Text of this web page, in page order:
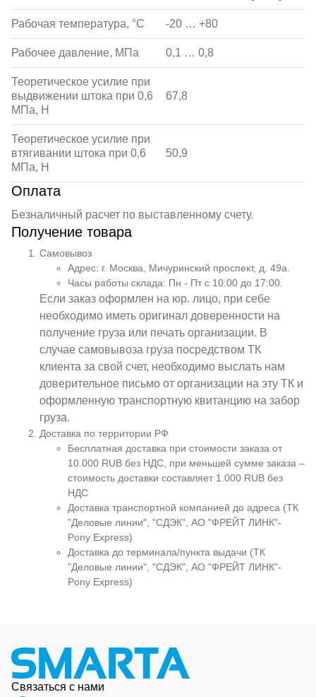
Рабочая температура, °С -20 … +80
Рабочее давление, МПа 0,1 … 0,8
Теоретическое усилие при
выдвижении штока при 0,6
МПа, Н
67,8
Теоретическое усилие при
втягивании штока при 0,6
МПа, Н
50,9
Оплата
Безналичный расчет по выставленному счету.
Получение товара
Самовывоз
Адрес: г. Москва, Мичуринский проспект, д. 49а.
Часы работы склада: Пн - Пт с 10:00 до 17:00.
Если заказ оформлен на юр. лицо, при себе
необходимо иметь оригинал доверенности на
получение груза или печать организации. В
случае самовывоза груза посредством ТК
клиента за свой счет, необходимо выслать нам
доверительное письмо от организации на эту ТК и
оформленную транспортную квитанцию на забор
груза.
Доставка по территории РФ
Бесплатная доставка при стоимости заказа от
10.000 RUB без НДС, при меньшей сумме заказа –
стоимость доставки составляет 1.000 RUB без
НДС
Доставка транспортной компанией до адреса (ТК
"Деловые линии", "СДЭК", АО "ФРЕЙТ ЛИНК"-
Pony Express)
Доставка до терминала/пункта выдачи (ТК
"Деловые линии", "СДЭК", АО "ФРЕЙТ ЛИНК"-
Pony Express)
Связаться с нами